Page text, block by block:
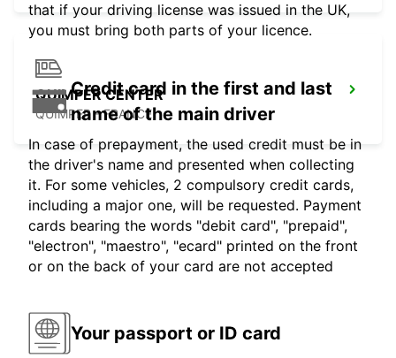
QUIMPER CENTER
QUIMPER - FRANCE
that if your driving license was issued in the UK,
you must bring both parts of your licence.
Credit card in the first and last
name of the main driver
In case of prepayment, the used credit must be in
the driver's name and presented when collecting
it. For some vehicles, 2 compulsory credit cards,
including a major one, will be requested. Payment
cards bearing the words "debit card", "prepaid",
"electron", "maestro", "ecard" printed on the front
or on the back of your card are not accepted
Your passport or ID card